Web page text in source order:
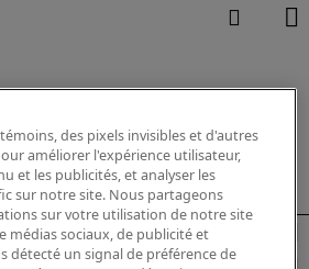
des pixels invisibles et d'autres
améliorer l'expérience utilisateur,
et les publicités, et analyser les
sur notre site. Nous partageons
sur votre utilisation de notre site
médias sociaux, de publicité et
détecté un signal de préférence de